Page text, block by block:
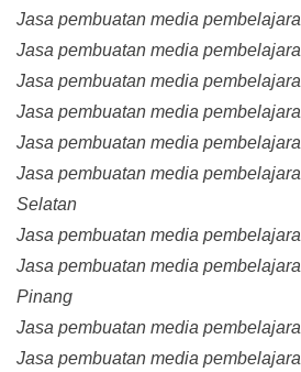
Jasa pembuatan media
Jasa pembuatan media
Jasa pembuatan media
Jasa pembuatan media
Jasa pembuatan media
Jasa pembuatan media
Selatan
Jasa pembuatan media
Jasa pembuatan media
Pinang
Jasa pembuatan media
Jasa pembuatan media